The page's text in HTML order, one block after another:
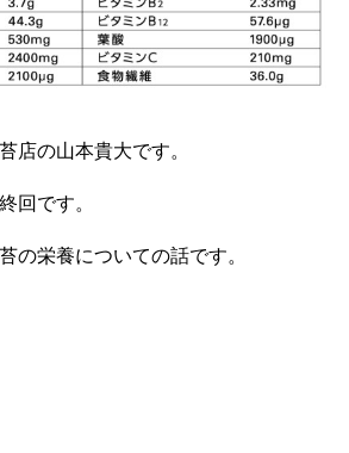
店の山本貴大です。
回です。
の栄養についての話です。